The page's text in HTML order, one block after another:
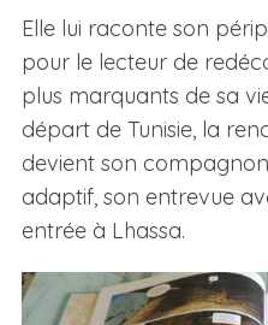
Elle lui raconte son
pour le lecteur de
plus marquants de sa
départ de Tunisie, la
devient son
adaptif, son entrevue
entrée à Lhassa.